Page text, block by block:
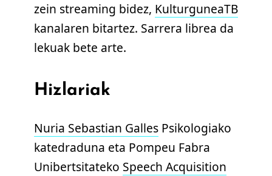
zein streaming bidez, KulturguneaTB
kanalaren bitartez. Sarrera librea da
lekuak bete arte.
Hizlariak
Nuria Sebastian Galles Psikologiako
katedraduna eta Pompeu Fabra
Unibertsitateko Speech Acquisition